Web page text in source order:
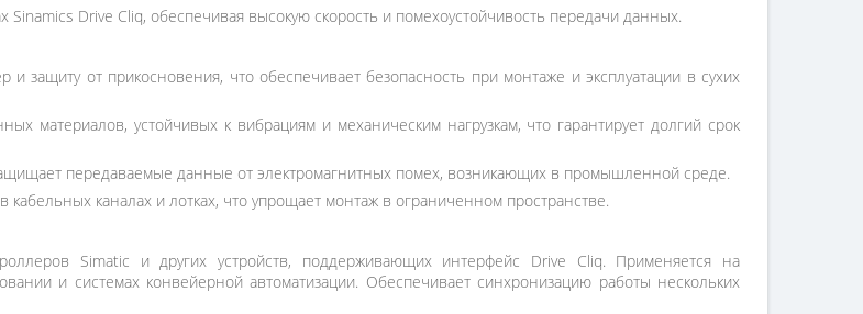
Sinamics Drive Cliq, обеспечивая высокую скорость и помехоустойчивость передачи данных.
защиту от прикосновения, что обеспечивает безопасность при монтаже и эксплуатации в сухих
материалов, устойчивых к вибрациям и механическим нагрузкам, что гарантирует долгий срок
передаваемые данные от электромагнитных помех, возникающих в промышленной среде.
кабельных каналах и лотках, что упрощает монтаж в ограниченном пространстве.
Simatic и других устройств, поддерживающих интерфейс Drive Cliq. Применяется на
и системах конвейерной автоматизации. Обеспечивает синхронизацию работы нескольких